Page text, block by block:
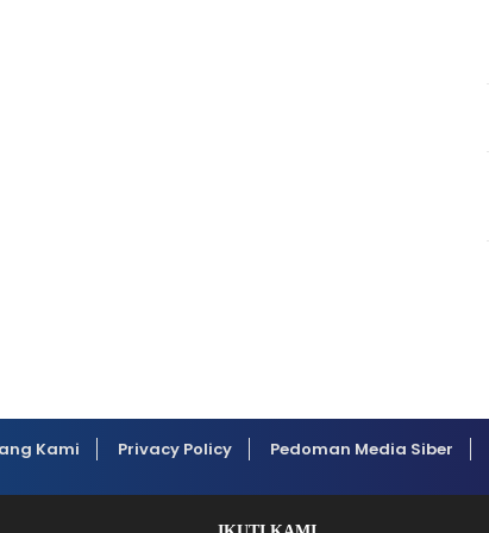
Kami Privacy Policy Pedoman Media Siber